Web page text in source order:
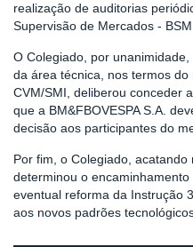
realização de auditorias
Supervisão de Mercados - BSM.
O Colegiado, por
da área técnica, nos termos
CVM/SMI, deliberou conceder
que a BM&FBOVESPA S.A.
decisão aos participantes do
Por fim, o Colegiado, acatando
determinou o
eventual reforma da Instrução
aos novos padrões